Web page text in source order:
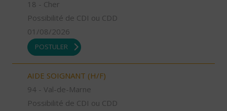
18 - Cher
Possibilité de CDI ou CDD
01/08/2026
POSTULER
AIDE SOIGNANT (H/F)
94 - Val-de-Marne
Possibilité de CDI ou CDD